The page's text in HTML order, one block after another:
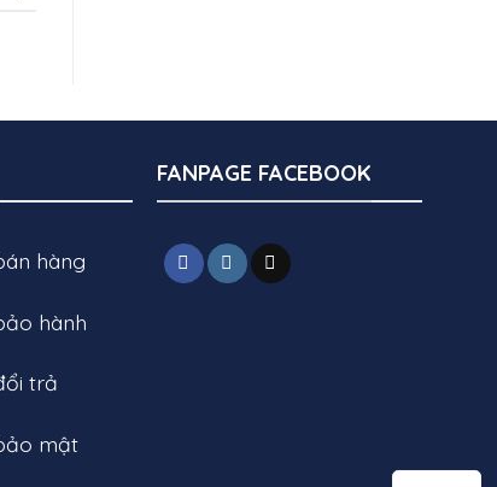
hàng
hành
trả
mật
FANPAGE FACEBOOK